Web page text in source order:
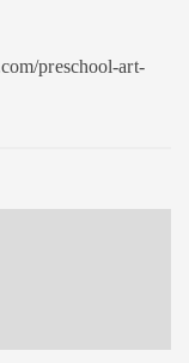
preschool-art-